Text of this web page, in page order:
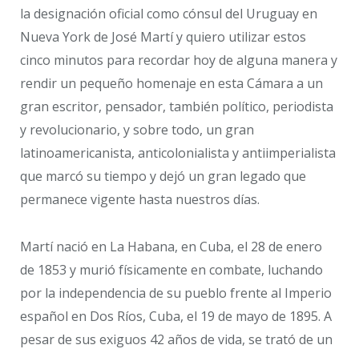
la designación oficial como cónsul del Uruguay en
Nueva York de José Martí y quiero utilizar estos
cinco minutos para recordar hoy de alguna manera y
rendir un pequeño homenaje en esta Cámara a un
gran escritor, pensador, también político, periodista
y revolucionario, y sobre todo, un gran
latinoamericanista, anticolonialista y antiimperialista
que marcó su tiempo y dejó un gran legado que
permanece vigente hasta nuestros días.
Martí nació en La Habana, en Cuba, el 28 de enero
de 1853 y murió físicamente en combate, luchando
por la independencia de su pueblo frente al Imperio
español en Dos Ríos, Cuba, el 19 de mayo de 1895. A
pesar de sus exiguos 42 años de vida, se trató de un